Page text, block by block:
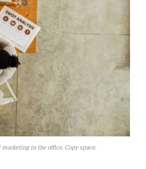
in the office. Copy space.